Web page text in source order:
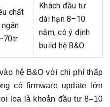
chất
ngân
Khách đầu tư
dài hạn 8–10
năm, có ý định
build hệ B&O
hệ B&O với chi phí thấp
có firmware update lớn
loa là khoản đầu tư 8–10